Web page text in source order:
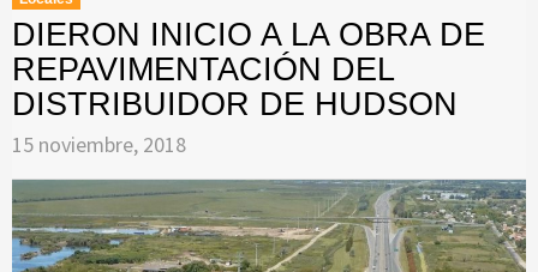
DIERON INICIO A LA OBRA DE
REPAVIMENTACIÓN DEL
DISTRIBUIDOR DE HUDSON
15 noviembre, 2018